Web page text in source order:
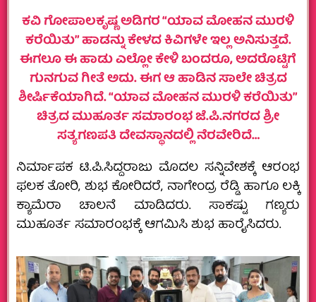
ಕವಿ ಗೋಪಾಲಕೃಷ್ಣ ಅಡಿಗರ “ಯಾವ ಮೋಹನ ಮುರಳಿ
ಕರೆಯಿತು” ಹಾಡನ್ನು ಕೇಳದ ಕಿವಿಗಳೇ ಇಲ್ಲ ಅನಿಸುತ್ತದೆ.
ಈಗಲೂ ಈ ಹಾಡು ಎಲ್ಲೋ ಕೇಳಿ ಬಂದರೂ, ಅದರೊಟ್ಟಿಗೆ
ಗುನಗುವ ಗೀತೆ ಅದು. ಈಗ ಆ ಹಾಡಿನ ಸಾಲೇ ಚಿತ್ರದ
ಶೀರ್ಷಿಕೆಯಾಗಿದೆ. “ಯಾವ ಮೋಹನ ಮುರಳಿ ಕರೆಯಿತು”
ಚಿತ್ರದ ಮುಹೂರ್ತ ಸಮಾರಂಭ ಜೆ.ಪಿ.ನಗರದ ಶ್ರೀ
ಸತ್ಯಗಣಪತಿ ದೇವಸ್ಥಾನದಲ್ಲಿ ನೆರವೇರಿದೆ…
ನಿರ್ಮಾಪಕ ಟಿ.ಪಿ.ಸಿದ್ದರಾಜು ಮೊದಲ ಸನ್ನಿವೇಶಕ್ಕೆ ಆರಂಭ
ಫಲಕ ತೋರಿ, ಶುಭ ಕೋರಿದರೆ, ನಾಗೇಂದ್ರ ರೆಡ್ಡಿ ಹಾಗೂ ಲಕ್ಕಿ
ಕ್ಯಾಮೆರಾ ಚಾಲನೆ ಮಾಡಿದರು. ಸಾಕಷ್ಟು ಗಣ್ಯರು
ಮುಹೂರ್ತ ಸಮಾರಂಭಕ್ಕೆ ಆಗಮಿಸಿ ಶುಭ ಹಾರೈಸಿದರು.